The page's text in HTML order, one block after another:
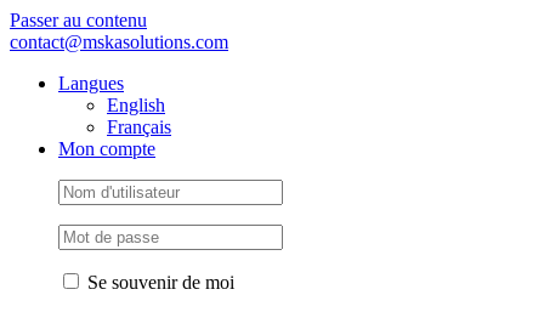
Passer au contenu
contact@mskasolutions.com
Langues
English
Français
Mon compte
Se souvenir de moi